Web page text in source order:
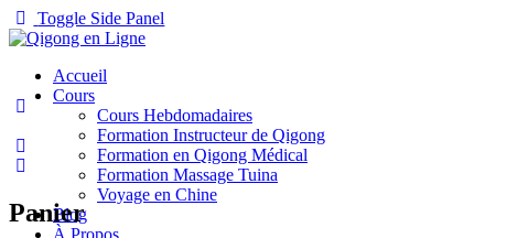
Toggle Side Panel
Accueil
Cours
Cours Hebdomadaires
Formation Instructeur de Qigong
Formation en Qigong Médical
Formation Massage Tuina
Voyage en Chine
Blog
À Propos
Panier